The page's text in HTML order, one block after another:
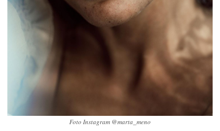
Foto Instagram @marta_meno